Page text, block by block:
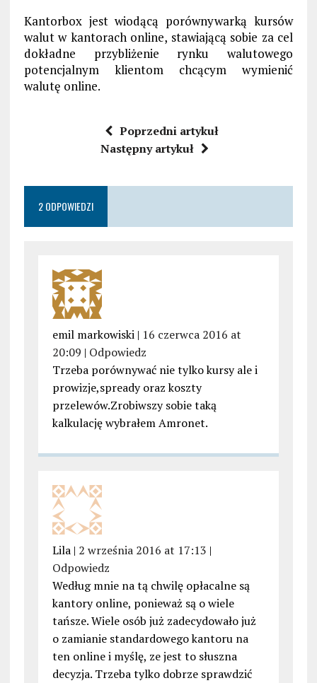
Kantorbox jest wiodącą porównywarką kursów
walut w kantorach online, stawiającą sobie za cel
dokładne przybliżenie rynku walutowego
potencjalnym klientom chcącym wymienić
walutę online.
Poprzedni artykuł
Następny artykuł
2 ODPOWIEDZI
emil markowiski | 16 czerwca 2016 at
20:09 | Odpowiedz
Trzeba porównywać nie tylko kursy ale i
prowizje,spready oraz koszty
przelewów.Zrobiwszy sobie taką
kalkulację wybrałem Amronet.
Lila | 2 września 2016 at 17:13 |
Odpowiedz
Według mnie na tą chwilę opłacalne są
kantory online, ponieważ są o wiele
tańsze. Wiele osób już zadecydowało już
o zamianie standardowego kantoru na
ten online i myślę, ze jest to słuszna
decyzja. Trzeba tylko dobrze sprawdzić